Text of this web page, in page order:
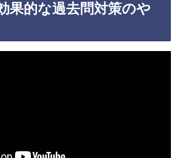
果的な過去問対策のや